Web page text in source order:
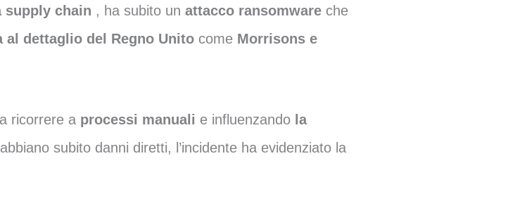
supply chain , ha subito un attacco ransomware che
dettaglio del Regno Unito come Morrisons e
ricorrere a processi manuali e influenzando la
subito danni diretti, l’incidente ha evidenziato la